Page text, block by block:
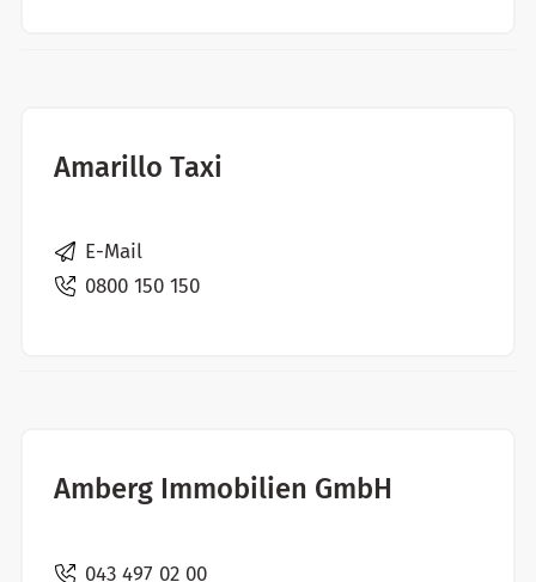
Amarillo Taxi
E-Mail
0800 150 150
Amberg Immobilien GmbH
043 497 02 00